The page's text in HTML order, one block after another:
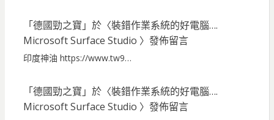
「德國勁之寶 」於〈裝錯作業系統的好電腦….
Microsoft Surface Studio 〉發佈留言
印度神油 https://www.tw9…
「德國勁之寶 」於〈裝錯作業系統的好電腦….
Microsoft Surface Studio 〉發佈留言